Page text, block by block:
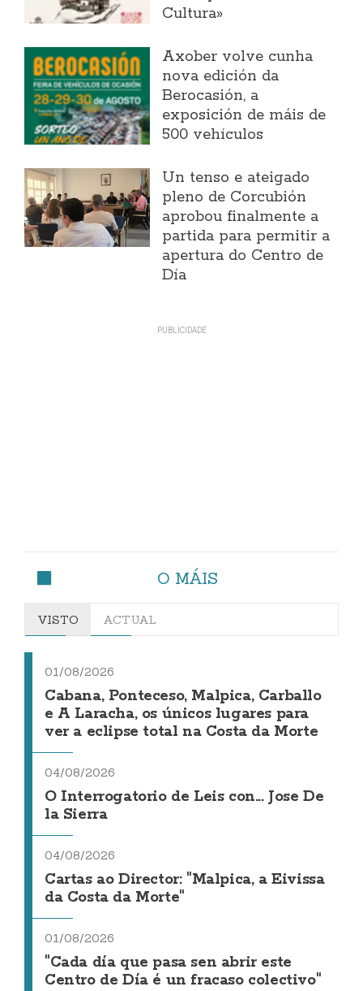
Cultura»
Axober volve cunha
nova edición da
Berocasión, a
exposición de máis de
500 vehículos
Un tenso e ateigado
pleno de Corcubión
aprobou finalmente a
partida para permitir a
apertura do Centro de
Día
O MÁIS
VISTO ACTUAL
01/08/2026
Cabana, Ponteceso, Malpica, Carballo
e A Laracha, os únicos lugares para
ver a eclipse total na Costa da Morte
04/08/2026
O Interrogatorio de Leis con... Jose De
la Sierra
04/08/2026
Cartas ao Director: "Malpica, a Eivissa
da Costa da Morte"
01/08/2026
"Cada día que pasa sen abrir este
Centro de Día é un fracaso colectivo"